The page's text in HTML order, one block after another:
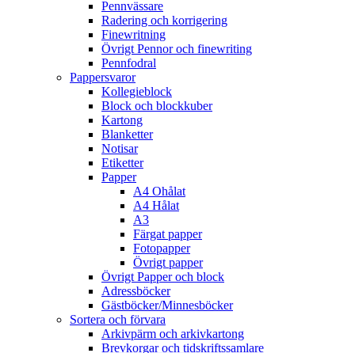
Pennvässare
Radering och korrigering
Finewritning
Övrigt Pennor och finewriting
Pennfodral
Pappersvaror
Kollegieblock
Block och blockkuber
Kartong
Blanketter
Notisar
Etiketter
Papper
A4 Ohålat
A4 Hålat
A3
Färgat papper
Fotopapper
Övrigt papper
Övrigt Papper och block
Adressböcker
Gästböcker/Minnesböcker
Sortera och förvara
Arkivpärm och arkivkartong
Brevkorgar och tidskriftssamlare